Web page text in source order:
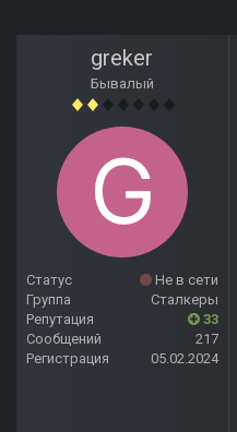
greker
Бывалый
Статус
Не в сети
Группа
Сталкеры
Репутация
33
Сообщений
217
Регистрация
05.02.2024